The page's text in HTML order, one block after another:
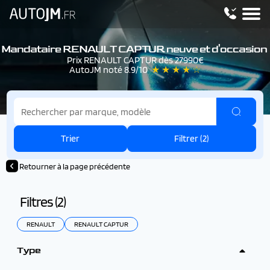
Mandataire RENAULT CAPTUR neuve et d'occasion
Prix RENAULT CAPTUR dès 27990€
AutoJM noté 8.9/10★ ★ ★ ★ ☆
Trier Filtrer (2)
Retourner à la page précédente
Filtres (2)
RENAULT RENAULT CAPTUR
Type